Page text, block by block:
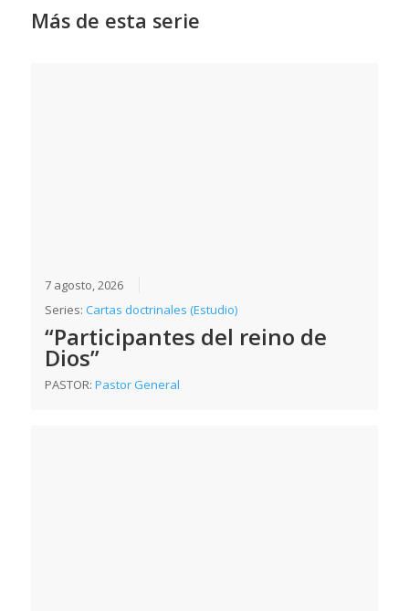
Más de esta serie
7 agosto, 2026
Series:Cartas doctrinales (Estudio)
“Participantes del reino de
Dios”
PASTOR:Pastor General